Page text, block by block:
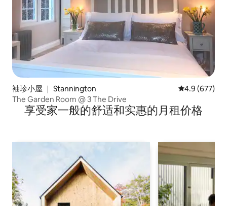
袖珍小屋 ｜ Stannington 平均评分 4.9
4.9 (677)
The Garden Room @ 3 The Drive
享受家一般的舒适和实惠的月租价格